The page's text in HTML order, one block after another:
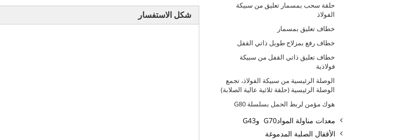
شكل الاستفسار
حلقة سحب بمسمار تعليق من سبيكة
الفولاذ
خطاف تعليق بمسمار
خطاف رفع بمزلاج طويل ذاتي القفل
خطاف تعليق ذاتي القفل من سبيكة
فولاذية
الوصلة الرئيسية من سبيكة الفولاذ، تجمع
الوصلة الرئيسية (حلقة ثلاثية عالية الصلابة)
هوك مؤمن لربط الحمل بسلسلة G80
معدات مناولة الموادG70 وG43
الأقفال الصلبة المدموغة